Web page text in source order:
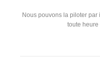
Nous pouvons la piloter
toute